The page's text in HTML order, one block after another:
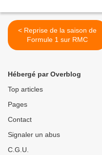
< Reprise de la saison de
Formule 1 sur RMC
Hébergé par Overblog
Top articles
Pages
Contact
Signaler un abus
C.G.U.